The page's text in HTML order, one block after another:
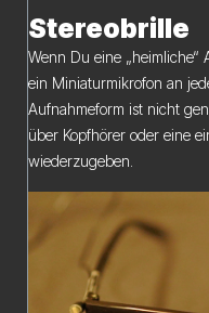
Stereobrille
Wenn Du eine „heimliche“
ein Miniaturmikrofon an
Aufnahmeform ist nicht
über Kopfhörer oder eine
wiederzugeben.